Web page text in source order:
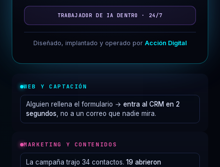
WEB Y CAPTACIÓN
Alguien rellena el formulario → entra al CRM en 2
segundos , no a un correo que nadie mira.
MARKETING Y CONTENIDOS
La campaña trajo 34 contactos. 19 abrieron
TRABAJADOR DE IA DENTRO · 24/7
Diseñado, implantado y operado por Acción Digital